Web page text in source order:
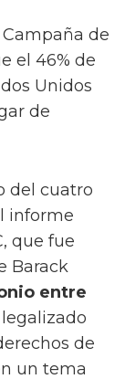
de
el 46% de
Unidos
de
del cuatro
informe
que fue
Barack
entre
de
un tema